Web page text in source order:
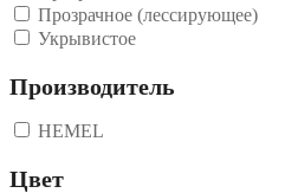
Прозрачное (лессирующее)
Укрывистое
Производитель
HEMEL
Цвет